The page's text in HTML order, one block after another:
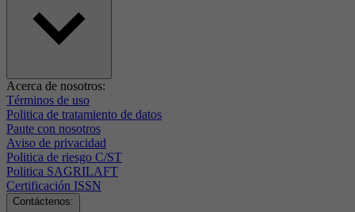
Acerca de nosotros:
Términos de uso
Politica de tratamiento de datos
Paute con nosotros
Aviso de privacidad
Politica de riesgo C/ST
Politica SAGRILAFT
Certificación ISSN
Contáctenos: